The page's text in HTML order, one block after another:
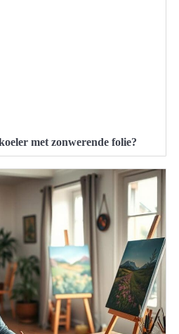
met zonwerende folie?